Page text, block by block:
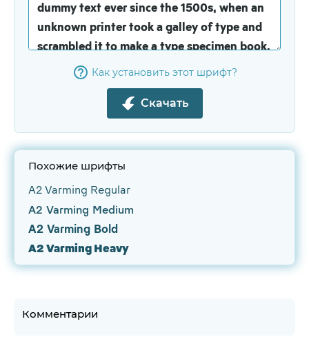
Как установить этот шрифт?
Скачать
Похожие шрифты
A2 Varming Regular
A2 Varming Medium
A2 Varming Bold
A2 Varming Heavy
Комментарии